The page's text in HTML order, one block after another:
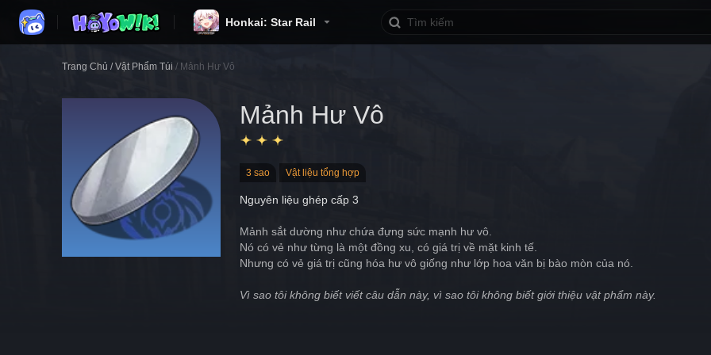
Honkai: Star Rail
Trang Chủ / Vật Phẩm Túi / Mảnh Hư Vô
Mảnh Hư Vô
3 sao Vật liệu tổng hợp
Nguyên liệu ghép cấp 3
Mảnh sắt dường như chứa đựng sức mạnh hư vô.
Nó có vẻ như từng là một đồng xu, có giá trị về mặt kinh tế.
Nhưng có vẻ giá trị cũng hóa hư vô giống như lớp hoa văn bị bào mòn của nó.
Vì sao tôi không biết viết câu dẫn này, vì sao tôi không biết giới thiệu vật phẩm này.